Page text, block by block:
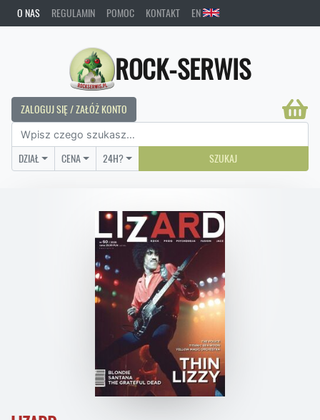
O NAS REGULAMIN POMOC KONTAKT EN
ROCK-SERWIS
ZALOGUJ SIĘ / ZAŁÓŻ KONTO
DZIAŁ CENA 24H? SZUKAJ